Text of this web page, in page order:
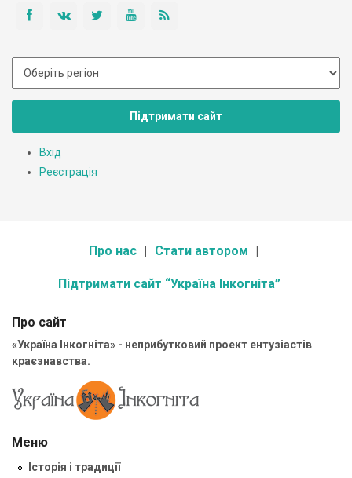
Підтримати сайт
Вхід
Реєстрація
Про нас Стати автором
Підтримати сайт “Україна Інкогніта”
Про сайт
«Україна Інкогніта» - неприбутковий проект ентузіастів
краєзнавства.
Меню
Історія і традиції